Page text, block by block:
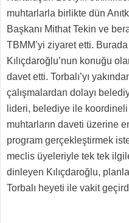
muhtarlarla birlikte dün
Başkanı Mithat Tekin ve
TBMM’yi ziyaret etti.
Kılıçdaroğlu’nun konuğu
davet etti. Torbalı’yı
çalışmalardan dolayı
lideri, belediye ile koordineli
muhtarların daveti üzerine
program gerçekleştirmek
meclis üyeleriyle tek tek
dinleyen Kılıçdaroğlu,
Torbalı heyeti ile vakit